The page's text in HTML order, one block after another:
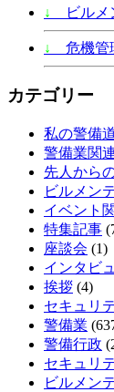
↓ ビルメ
↓ 危機管
カテゴリー
私の警備
警備業関
先人から
ビルメン
イベント
特集記事
座談会 (1)
インタビ
挨拶 (4)
セキュリ
警備業
警備行政
セキュリ
ビルメン